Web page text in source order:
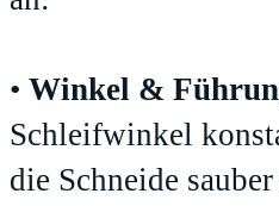
• Winkel &
Schleifwinkel
die Schneide